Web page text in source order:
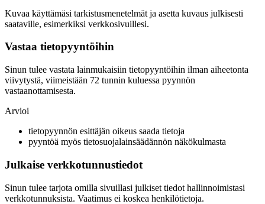
Kuvaa käyttämäsi tarkistusmenetelmät ja asetta kuvaus julkisesti
saataville, esimerkiksi verkkosivuillesi.
Vastaa tietopyyntöihin
Sinun tulee vastata lainmukaisiin tietopyyntöihin ilman aiheetonta
viivytystä, viimeistään 72 tunnin kuluessa pyynnön
vastaanottamisesta.
Arvioi
tietopyynnön esittäjän oikeus saada tietoja
pyyntöä myös tietosuojalainsäädännön näkökulmasta
Julkaise verkkotunnustiedot
Sinun tulee tarjota omilla sivuillasi julkiset tiedot hallinnoimistasi
verkkotunnuksista. Vaatimus ei koskea henkilötietoja.